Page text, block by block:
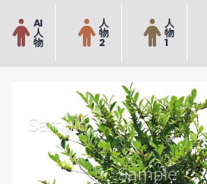
AI
人
物
人
物
2
人
物
1